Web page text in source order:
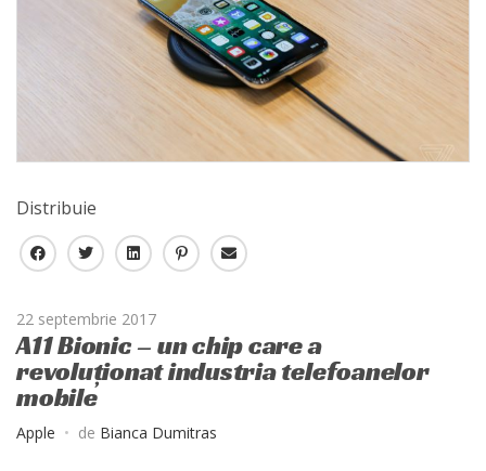
Distribuie
F
e
b
o
o
k
T
t
t
e
r
L
n
k
e
d
P
e
r
t
E
a
i
l
22 septembrie 2017
A11 Bionic – un chip care a
revoluționat industria telefoanelor
mobile
Apple de Bianca Dumitras